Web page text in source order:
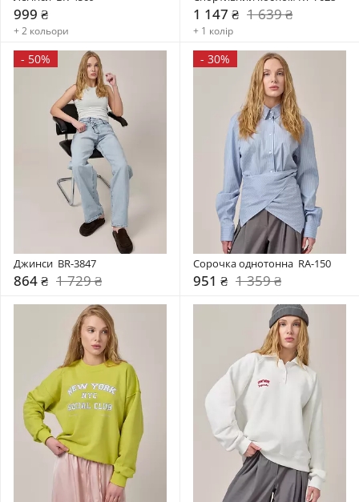
999 ₴
+ 2 кольори
1 147 ₴ 1 639 ₴
+ 1 колір
- 50%
Джинси  BR-3847
864 ₴ 1 729 ₴
- 30%
Сорочка однотонна  RA-150
951 ₴ 1 359 ₴